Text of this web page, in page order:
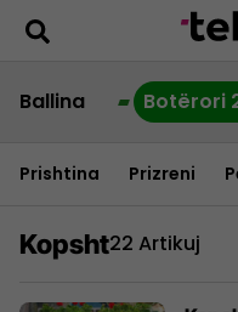
Ballina Botërori
Prishtina Prizreni
Kopsht22 Artikuj